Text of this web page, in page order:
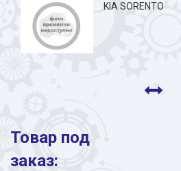
KIA SORENTO
Товар под
заказ: